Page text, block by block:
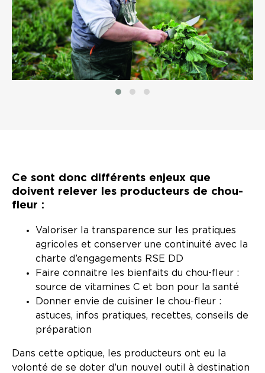
Ce sont donc différents enjeux que
doivent relever les producteurs de chou-
fleur :
Valoriser la transparence sur les pratiques
agricoles et conserver une continuité avec la
charte d’engagements RSE DD
Faire connaitre les bienfaits du chou-fleur :
source de vitamines C et bon pour la santé
Donner envie de cuisiner le chou-fleur :
astuces, infos pratiques, recettes, conseils de
préparation
Dans cette optique, les producteurs ont eu la
volonté de se doter d’un nouvel outil à destination